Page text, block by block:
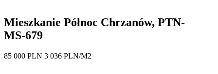
Mieszkanie Północ Chrzanów, PTN-
MS-679
85 000 PLN 3 036 PLN/M2